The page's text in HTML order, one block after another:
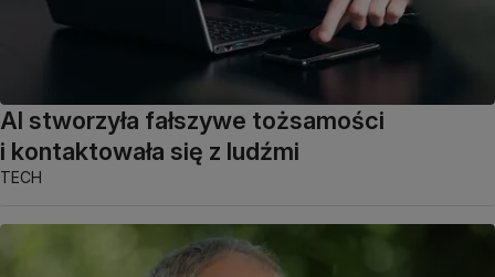
AI stworzyła fałszywe tożsamości
i kontaktowała się z ludźmi
TECH